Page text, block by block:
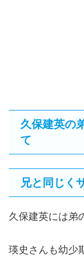
久保建英の
て
兄と同じく
久保建英には弟
瑛史さんも幼少